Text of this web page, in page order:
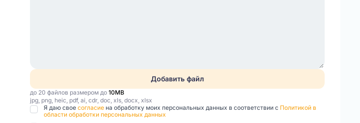
Добавить файл
до 20 файлов размером до 10MB
jpg, png, heic, pdf, ai, cdr, doc, xls, docx, xlsx
Я даю свое согласие на обработку моих персональных данных в соответствии с Политикой в
области обработки персональных данных